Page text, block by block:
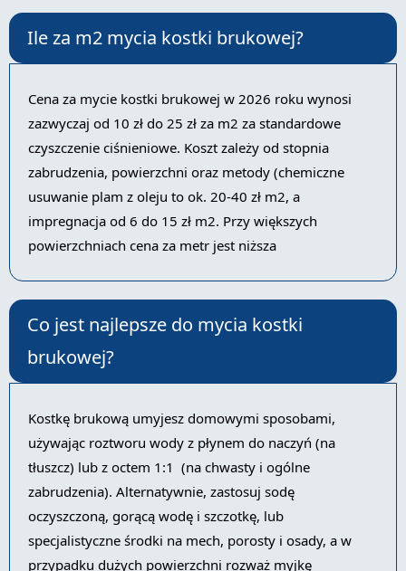
Ile za m2 mycia kostki brukowej?
Cena za mycie kostki brukowej w 2026 roku wynosi
zazwyczaj od 10 zł do 25 zł za m2 za standardowe
czyszczenie ciśnieniowe. Koszt zależy od stopnia
zabrudzenia, powierzchni oraz metody (chemiczne
usuwanie plam z oleju to ok. 20-40 zł m2, a
impregnacja od 6 do 15 zł m2. Przy większych
powierzchniach cena za metr jest niższa
Co jest najlepsze do mycia kostki
brukowej?
Kostkę brukową umyjesz domowymi sposobami,
używając roztworu wody z płynem do naczyń (na
tłuszcz) lub z octem 1:1 (na chwasty i ogólne
zabrudzenia). Alternatywnie, zastosuj sodę
oczyszczoną, gorącą wodę i szczotkę, lub
specjalistyczne środki na mech, porosty i osady, a w
przypadku dużych powierzchni rozważ myjkę